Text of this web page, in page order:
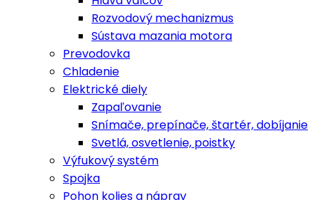
Rozvodový mechanizmus
Sústava mazania motora
Prevodovka
Chladenie
Elektrické diely
Zapaľovanie
Snímače, prepínače, štartér, dobíjanie
Svetlá, osvetlenie, poistky
Výfukový systém
Spojka
Pohon kolies a náprav